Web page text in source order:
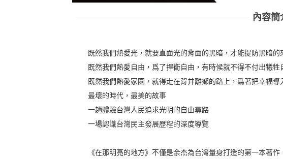
內容簡
既然我們熱愛光，就要直面光的背面的黑暗，才能提防黑暗的
既然我們熱愛自由，爲了捍衛自由，有時候就不得不付出犧牲
既然我們熱愛家園，就得走在背井離鄉的路上，爲著把幸福導
最壞的時代，最美的故事
一趟體驗台灣人民追求光明的自由尋路
一場認識台灣民主發展歷程的深度導覽
《在那明亮的地方》不僅是余杰為台灣量身打造的第一本著